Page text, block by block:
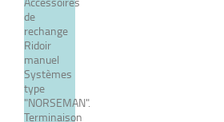
de
rechange
Ridoir
manuel
Systèmes
type
"NORSEMAN".
Terminaison